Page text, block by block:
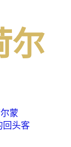
尔
蒙
回头客